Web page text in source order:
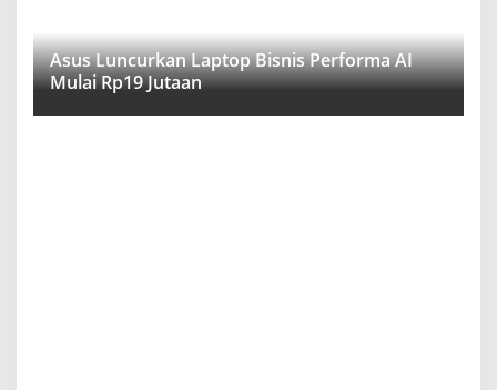
Asus Luncurkan Laptop Bisnis Performa AI
Mulai Rp19 Jutaan